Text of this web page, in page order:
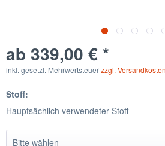
ab 339,00 € *
inkl. gesetzl. Mehrwertsteuerzzgl. Versandkosten
Stoff:
Hauptsächlich verwendeter Stoff